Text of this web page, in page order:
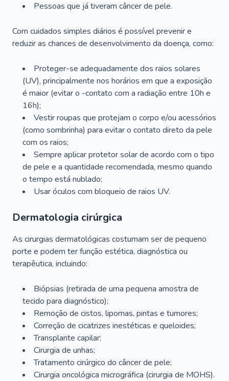
Pessoas que já tiveram câncer de pele.
Com cuidados simples diários é possível prevenir e
reduzir as chances de desenvolvimento da doença, como:
Proteger-se adequadamente dos raios solares
(UV), principalmente nos horários em que a exposição
é maior (evitar o -contato com a radiação entre 10h e
16h);
Vestir roupas que protejam o corpo e/ou acessórios
(como sombrinha) para evitar o contato direto da pele
com os raios;
Sempre aplicar protetor solar de acordo com o tipo
de pele e a quantidade recomendada, mesmo quando
o tempo está nublado;
Usar óculos com bloqueio de raios UV.
Dermatologia cirúrgica
As cirurgias dermatológicas costumam ser de pequeno
porte e podem ter função estética, diagnóstica ou
terapêutica, incluindo:
Biópsias (retirada de uma pequena amostra de
tecido para diagnóstico);
Remoção de cistos, lipomas, pintas e tumores;
Correção de cicatrizes inestéticas e queloides;
Transplante capilar;
Cirurgia de unhas;
Tratamento cirúrgico do câncer de pele;
Cirurgia oncológica micrográfica (cirurgia de MOHS).